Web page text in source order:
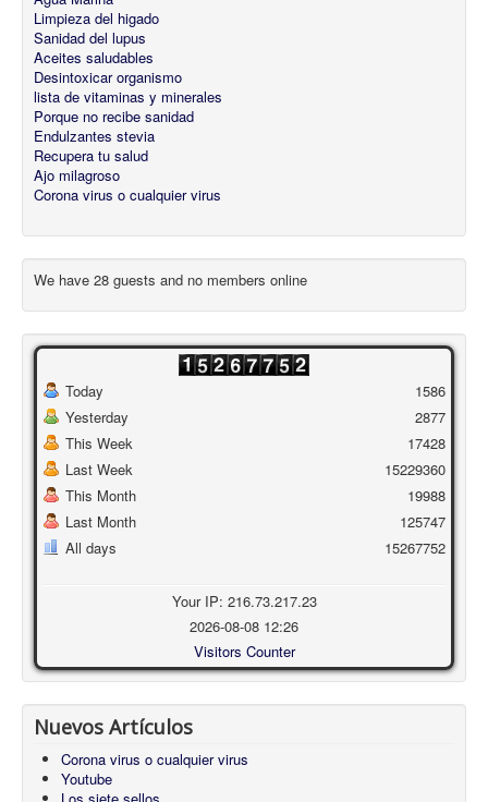
Limpieza del higado
Sanidad del lupus
Aceites saludables
Desintoxicar organismo
lista de vitaminas y minerales
Porque no recibe sanidad
Endulzantes stevia
Recupera tu salud
Ajo milagroso
Corona virus o cualquier virus
We have 28 guests and no members online
Today
Yesterday
This Week
Last Week
This Month
Last Month
All days
1586
2877
17428
15229360
19988
125747
15267752
Your IP: 216.73.217.23
2026-08-08 12:26
Visitors Counter
Nuevos Artículos
Corona virus o cualquier virus
Youtube